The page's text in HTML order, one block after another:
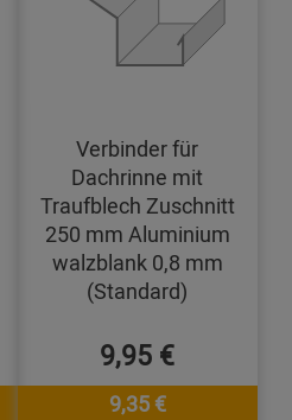
Verbinder für
Dachrinne mit
Traufblech Zuschnitt
250 mm Aluminium
walzblank 0,8 mm
(Standard)
9,95 €
9,35 €